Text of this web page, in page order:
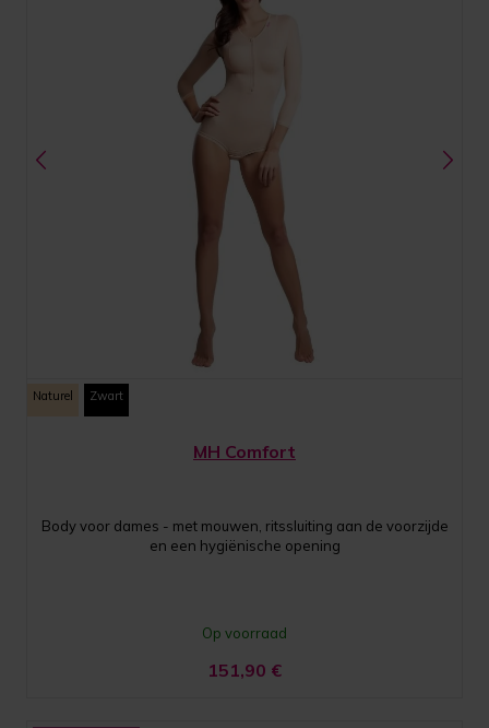
Naturel Zwart
MH Comfort
Body voor dames - met mouwen, ritssluiting aan de voorzijde
en een hygiënische opening
Op voorraad
151,90 €